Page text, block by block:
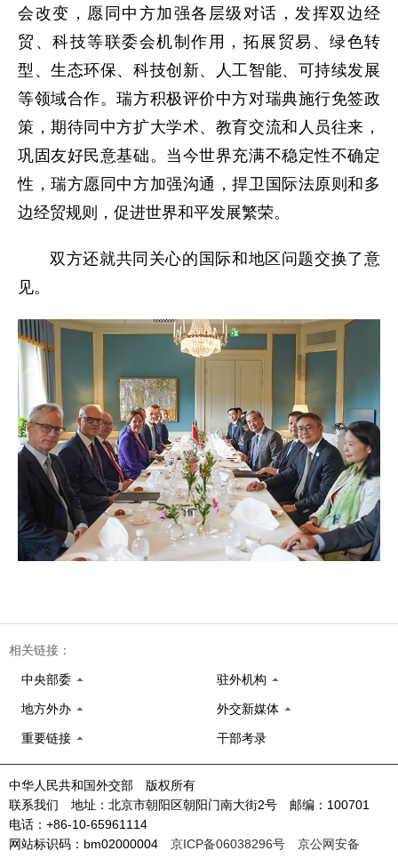
会改变，愿同中方加强各层级对话，发挥双边经
贸、科技等联委会机制作用，拓展贸易、绿色转
型、生态环保、科技创新、人工智能、可持续发展
等领域合作。瑞方积极评价中方对瑞典施行免签政
策，期待同中方扩大学术、教育交流和人员往来，
巩固友好民意基础。当今世界充满不稳定性不确定
性，瑞方愿同中方加强沟通，捍卫国际法原则和多
边经贸规则，促进世界和平发展繁荣。
双方还就共同关心的国际和地区问题交换了意
见。
相关链接：
中央部委 驻外机构
地方外办 外交新媒体
重要链接 干部考录
中华人民共和国外交部 版权所有
联系我们 地址：北京市朝阳区朝阳门南大街2号 邮编：100701
电话：+86-10-65961114
网站标识码：bm02000004 京ICP备06038296号
京公网安备